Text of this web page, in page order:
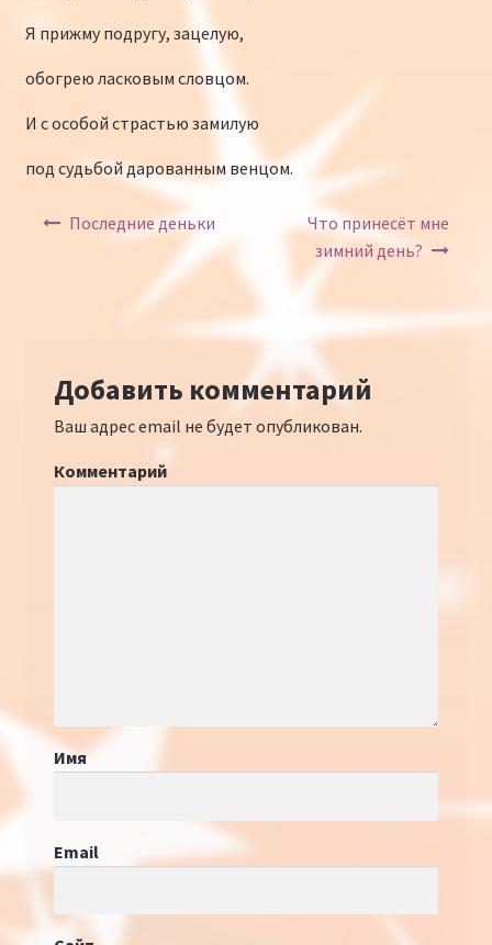
Я прижму подругу, зацелую,
обогрею ласковым словцом.
И с особой страстью замилую
под судьбой дарованным венцом.
Навигация по записям
Последние деньки
Что принесёт мне
зимний день?
Добавить комментарий
Ваш адрес email не будет опубликован.
Комментарий
Имя
Email